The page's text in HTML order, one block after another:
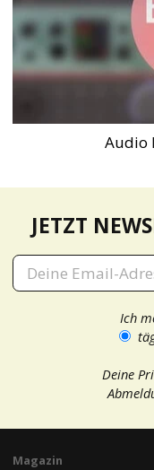
Audio
JETZT
Ich
Deine
Magazin